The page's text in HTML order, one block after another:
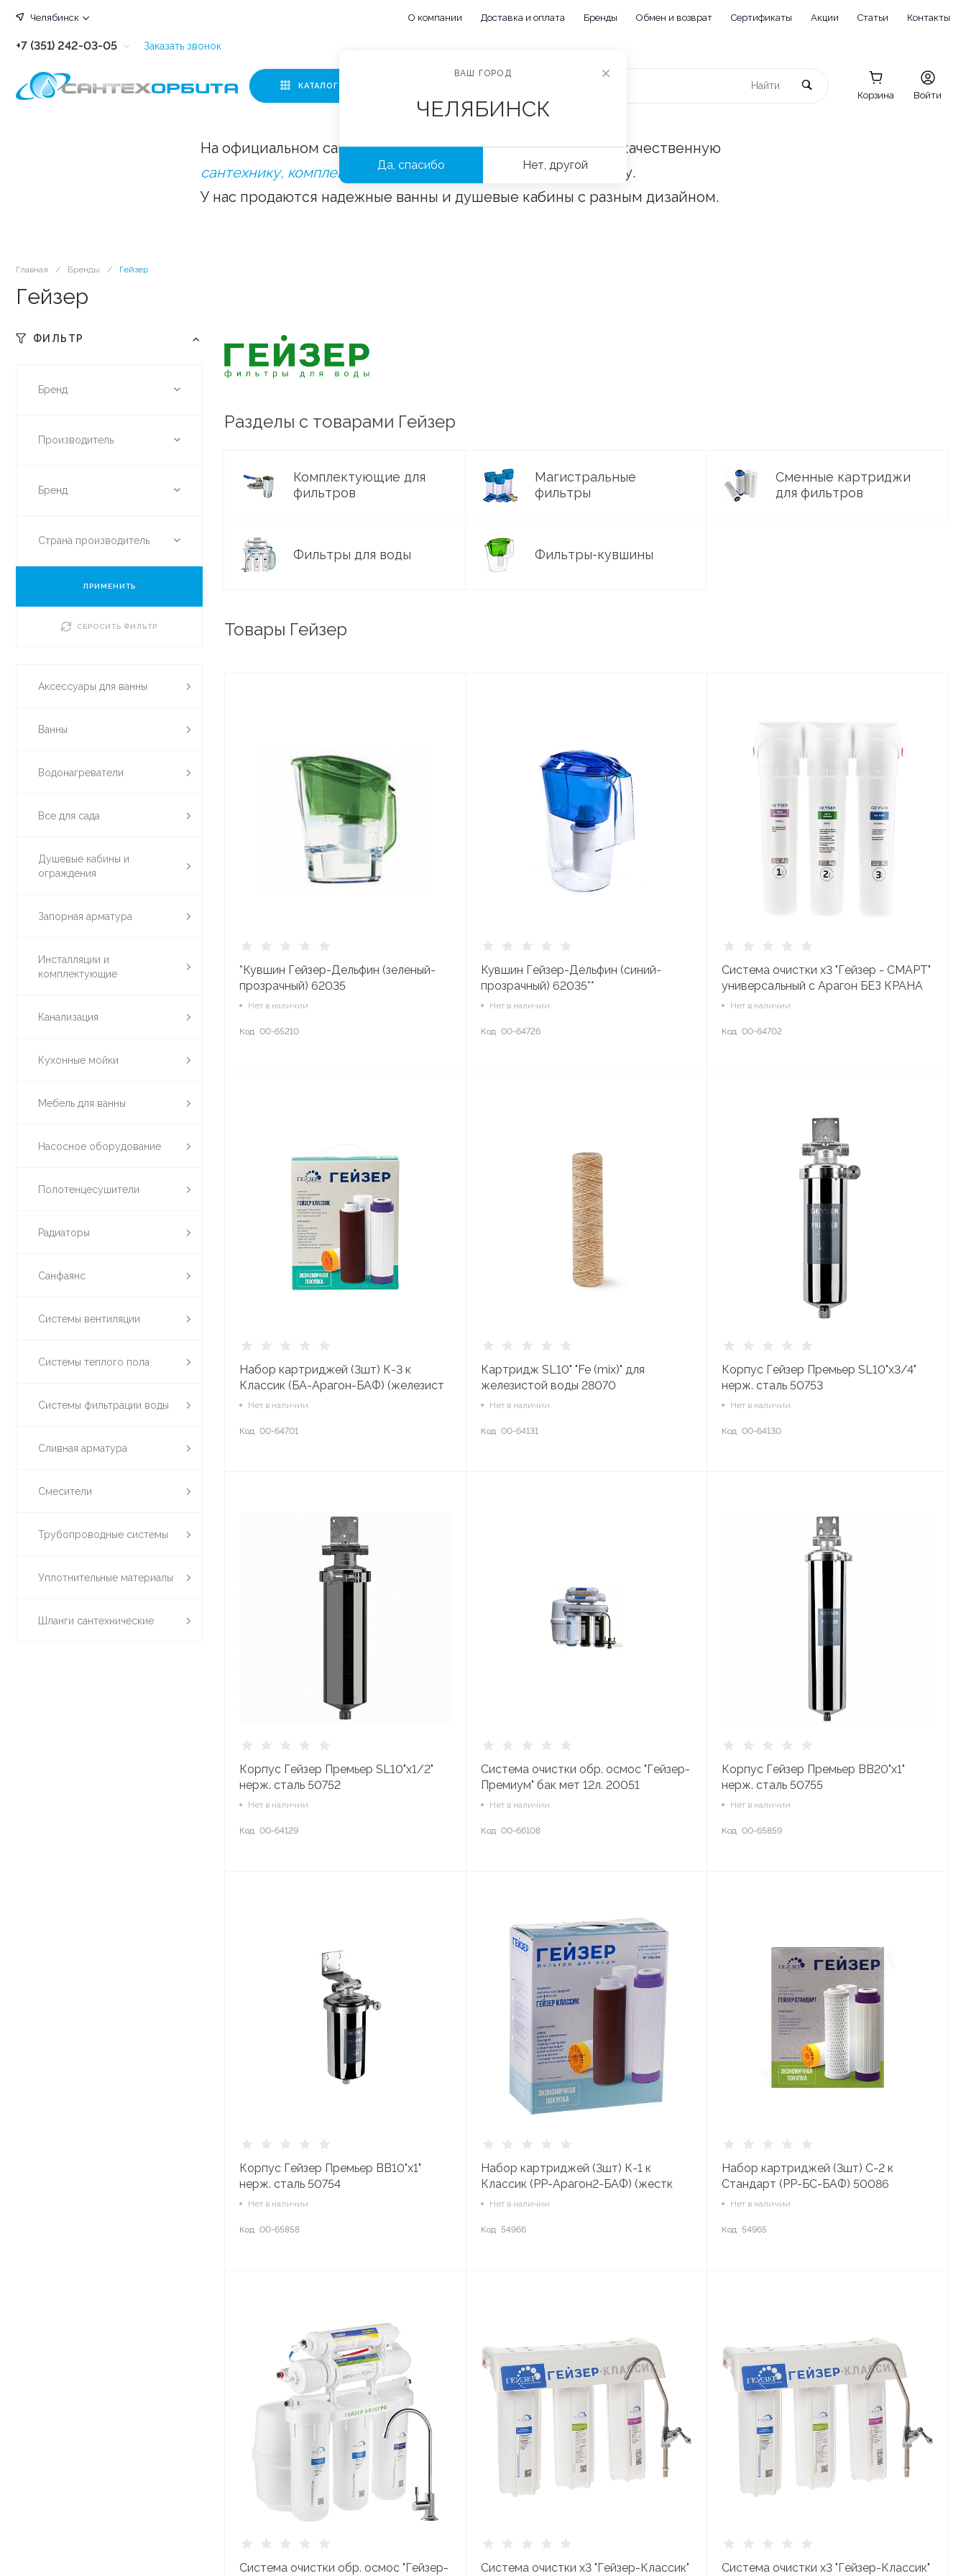
Челябинск О компании Доставка и оплата Бренды Обмен и возврат Сертификаты Акции Статьи Контакты
+7 (351) 242-03-05
+7 (351) 242-03-63
Заказать звонок
КАТАЛОГ
Корзина Войти
На официальном сайте «Сантехорбита» вы можете купить качественную
сантехнику, комплектующие и аксессуары
оптом и в розницу.
У нас продаются надежные ванны и душевые кабины с разным дизайном.
Главная / Бренды / Гейзер
Гейзер
ФИЛЬТР
Бренд
Производитель
Бренд
Страна производитель
ПРИМЕНИТЬ
СБРОСИТЬ ФИЛЬТР
Аксессуары для ванны
Ванны
Водонагреватели
Все для сада
Душевые кабины и
ограждения
Запорная арматура
Инсталляции и
комплектующие
Канализация
Кухонные мойки
Мебель для ванны
Насосное оборудование
Полотенцесушители
Радиаторы
Санфаянс
Системы вентиляции
Системы теплого пола
Системы фильтрации воды
Сливная арматура
Смесители
Трубопроводные системы
Уплотнительные материалы
Шланги сантехнические
Разделы с товарами Гейзер
Комплектующие для
фильтров
Магистральные
фильтры
Сменные картриджи
для фильтров
Фильтры для воды Фильтры-кувшины
Товары Гейзер
*Кувшин Гейзер-Дельфин (зеленый-
прозрачный) 62035
Нет в наличии
Код 00-65210
Кувшин Гейзер-Дельфин (синий-
прозрачный) 62035**
Нет в наличии
Код 00-64726
Система очистки х3 "Гейзер - СМАРТ"
универсальный с Арагон БЕЗ КРАНА
11050
Нет в наличии
Код 00-64702
Набор картриджей (3шт) К-3 к
Классик (БА-Арагон-БАФ) (железист
воды) 50083
Нет в наличии
Код 00-64701
Картридж SL10" "Fe (mix)" для
железистой воды 28070
Нет в наличии
Код 00-64131
Корпус Гейзер Премьер SL10"x3/4"
нерж. сталь 50753
Нет в наличии
Код 00-64130
Корпус Гейзер Премьер SL10"x1/2"
нерж. сталь 50752
Нет в наличии
Код 00-64129
Система очистки обр. осмос "Гейзер-
Премиум" бак мет 12л. 20051
Нет в наличии
Код 00-66108
Корпус Гейзер Премьер BB20"x1"
нерж. сталь 50755
Нет в наличии
Код 00-65859
Корпус Гейзер Премьер BB10"x1"
нерж. сталь 50754
Нет в наличии
Код 00-65858
Набор картриджей (3шт) К-1 к
Классик (РР-Арагон2-БАФ) (жестк
воды)50081
Нет в наличии
Код 54966
Набор картриджей (3шт) С-2 к
Стандарт (РР-БС-БАФ) 50086
Нет в наличии
Код 54965
Система очистки обр. осмос "Гейзер- Система очистки х3 "Гейзер-Классик" Система очистки х3 "Гейзер-Классик"
ВАШ ГОРОД
ЧЕЛЯБИНСК
Да, спасибо Нет, другой